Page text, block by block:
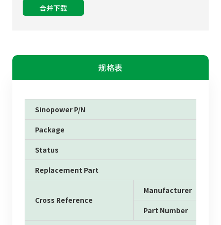
合并下载
规格表
Sinopower P/N
Package
Status
Replacement Part
Cross Reference
Manufacturer
Part Number